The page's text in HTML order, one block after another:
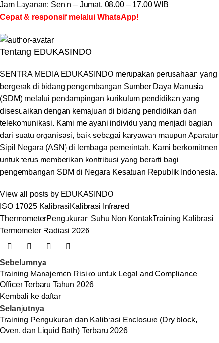
Jam Layanan: Senin – Jumat, 08.00 – 17.00 WIB
Cepat & responsif melalui WhatsApp!
Tentang EDUKASINDO
SENTRA MEDIA EDUKASINDO merupakan perusahaan yang
bergerak di bidang pengembangan Sumber Daya Manusia
(SDM) melalui pendampingan kurikulum pendidikan yang
disesuaikan dengan kemajuan di bidang pendidikan dan
telekomunikasi. Kami melayani individu yang menjadi bagian
dari suatu organisasi, baik sebagai karyawan maupun Aparatur
Sipil Negara (ASN) di lembaga pemerintah. Kami berkomitmen
untuk terus memberikan kontribusi yang berarti bagi
pengembangan SDM di Negara Kesatuan Republik Indonesia.
View all posts by EDUKASINDO
ISO 17025 KalibrasiKalibrasi Infrared
ThermometerPengukuran Suhu Non KontakTraining Kalibrasi
Termometer Radiasi 2026
Sebelumnya
Training Manajemen Risiko untuk Legal and Compliance
Officer Terbaru Tahun 2026
Kembali ke daftar
Selanjutnya
Training Pengukuran dan Kalibrasi Enclosure (Dry block,
Oven, dan Liquid Bath) Terbaru 2026